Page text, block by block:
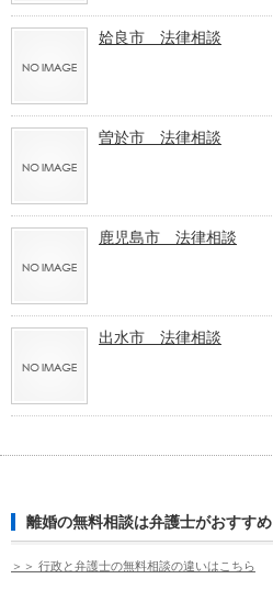
姶良市 法律相談
曽於市 法律相談
鹿児島市 法律相談
出水市 法律相談
離婚の無料相談は弁護士がおすすめ
＞＞ 行政と弁護士の無料相談の違いはこちら